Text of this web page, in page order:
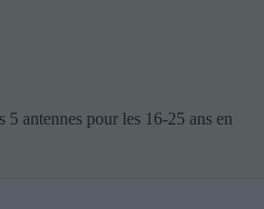
antennes pour les 16-25 ans en